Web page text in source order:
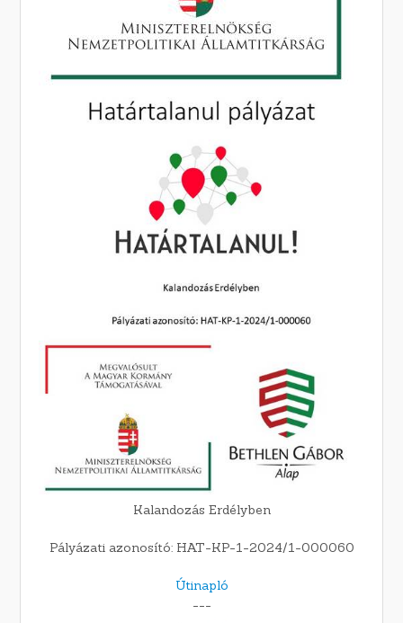
Kalandozás Erdélyben
Pályázati azonosító: HAT-KP-1-2024/1-000060
Útinapló
---